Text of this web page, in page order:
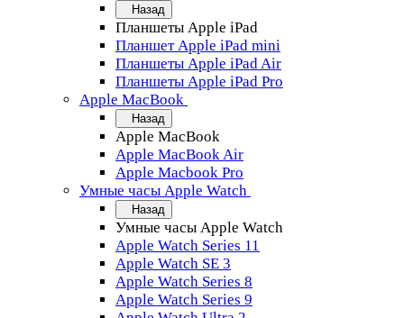
Назад
Планшеты Apple iPad
Планшет Apple iPad mini
Планшеты Apple iPad Air
Планшеты Apple iPad Pro
Apple MacBook
Назад
Apple MacBook
Apple MacBook Air
Apple Macbook Pro
Умные часы Apple Watch
Назад
Умные часы Apple Watch
Apple Watch Series 11
Apple Watch SE 3
Apple Watch Series 8
Apple Watch Series 9